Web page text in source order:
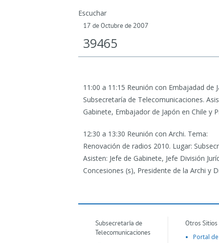
Escuchar
17 de Octubre de 2007
39465
11:00 a 11:15 Reunión con Embajadad de
Subsecretaría de Telecomunicaciones.
Gabinete, Embajador de Japón en Chile y
12:30 a 13:30 Reunión con Archi. Tema:
Renovación de radios 2010. Lugar:
Asisten: Jefe de Gabinete, Jefe División
Concesiones (s), Presidente de la Archi y
Subsecretaría de
Telecomunicaciones
Otros
Portal